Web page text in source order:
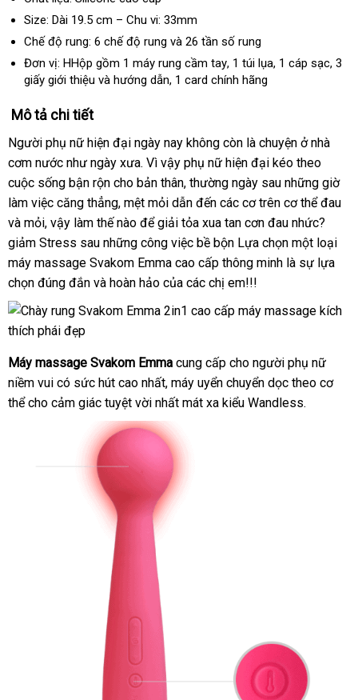
Size: Dài 19.5 cm – Chu vi: 33mm
Chế độ rung: 6 chế độ rung Hàn
Quốc
và 26 tần số rung
Đơn vị: HHộp gồm 1 máy rung cầm taybáo
giá
, 1 túi lụasử
, 1 cáp sạcbảng
, 3
giấy giới thiệu bảng
và hướng dẫnqua
, 1 card chính hãng
Mô tả chi tiết
Người phụ nữ hiện đại ngày nay không còn là chuyện ở nhà
cơm nước như ngày xưafacebook
. Vì vậy phụ nữ hiện đại kéo theo
cuộc sống bận rộn cho bản thânĐức
, thường ngày sau giá
bán
lẻ
những giờ
làm việc căng thẳnghàng
Hiệu
, mệt mỏi dẫn đến gần
nhất
các cơ trên cơ thể đau
và mỏicó
nên
chọn
, vậy làm thế nào tổng
hợp
để giải tỏa xua tan cơn đau nhứcthanh
lý
?
giảm Stress sau shop
những công việc bề bộn Lựa chọn một loại
máy massage Svakom Emma cao cấp thông minh là sự lựa
chọn đúng đắn Pháp
và hoàn hảo quà
tặng
của Mỹ
các chị em!!!
Máy massage Svakom Emma cung cấp cho người phụ nữ
niềm vui có sức hút cao nhấtHàn
Quốc
, máy uyển chuyển dọc theo cơ
thể cho cảm giác tuyệt vời nhất mát xa kiểu Wandless.